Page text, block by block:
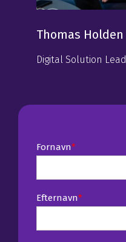
Thomas Holden
Digital Solution Lead
Fornavn*
Efternavn*